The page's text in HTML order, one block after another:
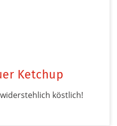
Ketchup
köstlich!